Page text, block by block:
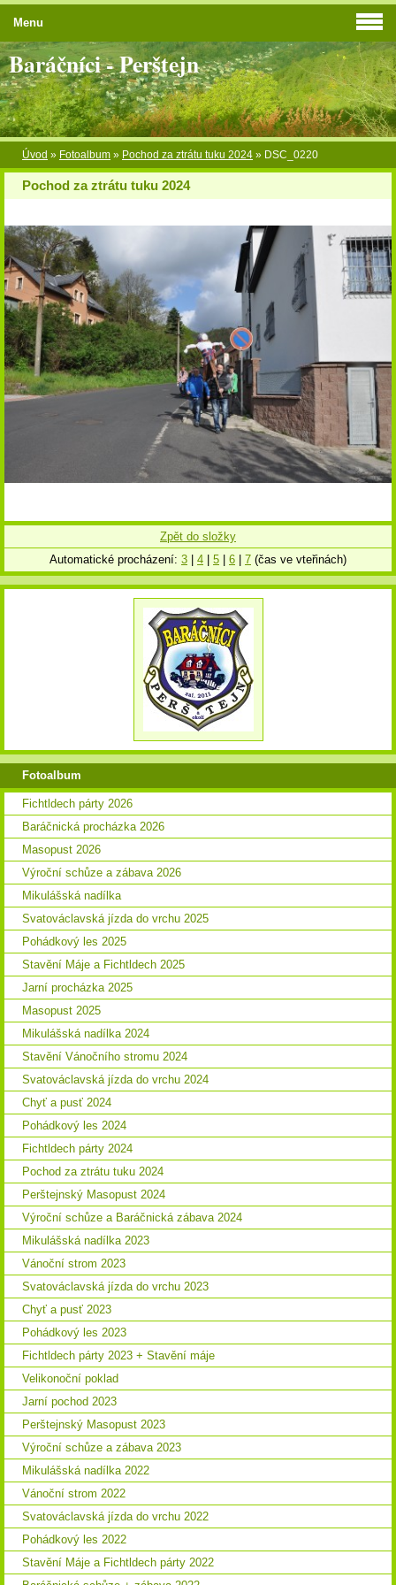
Baráčníci - Perštejn
Úvod » Fotoalbum » Pochod za ztrátu tuku 2024 » DSC_0220
Pochod za ztrátu tuku 2024
Zpět do složky
Automatické procházení: 3 4 5 6 7 (čas ve vteřinách)
Menu
Fotoalbum
Fichtldech párty 2026
Baráčnická procházka 2026
Masopust 2026
Výroční schůze a zábava 2026
Mikulášská nadílka
Svatováclavská jízda do vrchu 2025
Pohádkový les 2025
Stavění Máje a Fichtldech 2025
Jarní procházka 2025
Masopust 2025
Mikulášská nadílka 2024
Stavění Vánočního stromu 2024
Svatováclavská jízda do vrchu 2024
Chyť a pusť 2024
Pohádkový les 2024
Fichtldech párty 2024
Pochod za ztrátu tuku 2024
Perštejnský Masopust 2024
Výroční schůze a Baráčnická zábava 2024
Mikulášská nadílka 2023
Vánoční strom 2023
Svatováclavská jízda do vrchu 2023
Chyť a pusť 2023
Pohádkový les 2023
Fichtldech párty 2023 + Stavění máje
Velikonoční poklad
Jarní pochod 2023
Perštejnský Masopust 2023
Výroční schůze a zábava 2023
Mikulášská nadílka 2022
Vánoční strom 2022
Svatováclavská jízda do vrchu 2022
Pohádkový les 2022
Stavění Máje a Fichtldech párty 2022